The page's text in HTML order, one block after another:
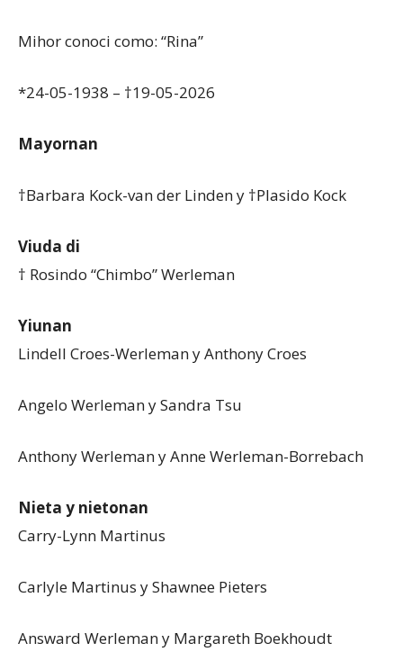
Mihor conoci como: “Rina”
*24-05-1938 – †19-05-2026
Mayornan
†Barbara Kock-van der Linden y †Plasido Kock
Viuda di
† Rosindo “Chimbo” Werleman
Yiunan
Lindell Croes-Werleman y Anthony Croes
Angelo Werleman y Sandra Tsu
Anthony Werleman y Anne Werleman-Borrebach
Nieta y nietonan
Carry-Lynn Martinus
Carlyle Martinus y Shawnee Pieters
Answard Werleman y Margareth Boekhoudt